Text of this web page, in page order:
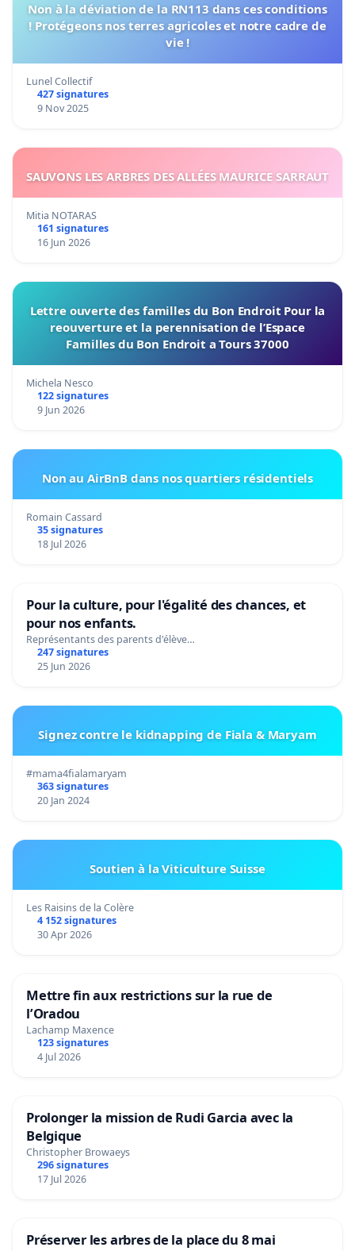
Non à la déviation de la RN113 dans ces conditions
! Protégeons nos terres agricoles et notre cadre de
vie !
Lunel Collectif
427 signatures
9 Nov 2025
SAUVONS LES ARBRES DES ALLÉES MAURICE SARRAUT
Mitia NOTARAS
161 signatures
16 Jun 2026
Lettre ouverte des familles du Bon Endroit Pour la
reouverture et la perennisation de l’Espace
Familles du Bon Endroit a Tours 37000
Michela Nesco
122 signatures
9 Jun 2026
Non au AirBnB dans nos quartiers résidentiels
Romain Cassard
35 signatures
18 Jul 2026
Pour la culture, pour l'égalité des chances, et
pour nos enfants.
Représentants des parents d'élève…
247 signatures
25 Jun 2026
Signez contre le kidnapping de Fiala & Maryam
#mama4fialamaryam
363 signatures
20 Jan 2024
Soutien à la Viticulture Suisse
Les Raisins de la Colère
4 152 signatures
30 Apr 2026
Mettre fin aux restrictions sur la rue de
l’Oradou
Lachamp Maxence
123 signatures
4 Jul 2026
Prolonger la mission de Rudi Garcia avec la
Belgique
Christopher Browaeys
296 signatures
17 Jul 2026
Préserver les arbres de la place du 8 mai